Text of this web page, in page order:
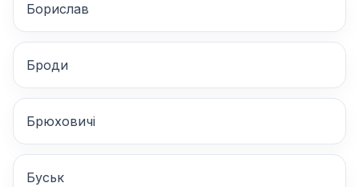
Борислав
Броди
Брюховичі
Буськ